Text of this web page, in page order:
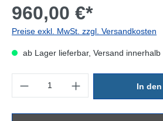
960,00 €*
Preise exkl. MwSt. zzgl. Versandkosten
ab Lager lieferbar, Versand
In